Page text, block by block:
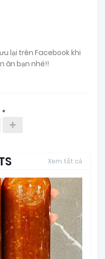
lại trên Facebook khi
ăn bạn nhé!!
Xem tất cả